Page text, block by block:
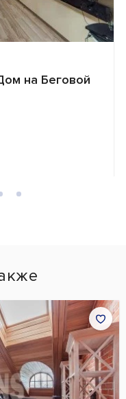
на Беговой